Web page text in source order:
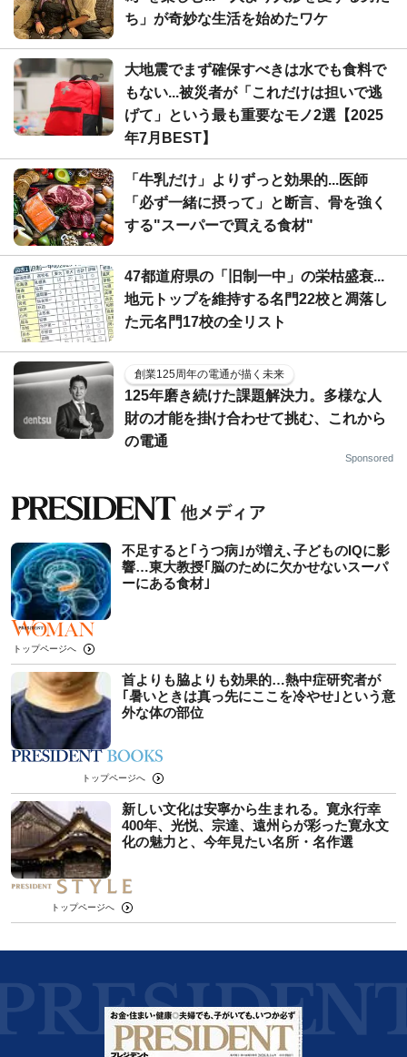
ち」が奇妙な生活を始めたワケ
大地震でまず確保すべきは水でも食料で
もない...被災者が「これだけは担いで逃
げて」という最も重要なモノ2選【2025
年7月BEST】
「牛乳だけ」よりずっと効果的...医師
「必ず一緒に摂って」と断言、骨を強く
する"スーパーで買える食材"
47都道府県の「旧制一中」の栄枯盛衰...
地元トップを維持する名門22校と凋落し
た元名門17校の全リスト
創業125周年の電通が描く未来
125年磨き続けた課題解決力。多様な人
財の才能を掛け合わせて挑む、これから
の電通
Sponsored
不足すると｢うつ病｣が増え､子どものIQに影
響…東大教授｢脳のために欠かせないスーパ
ーにある食材｣
トップページへ
首よりも脇よりも効果的…熱中症研究者が
｢暑いときは真っ先にここを冷やせ｣という意
外な体の部位
トップページへ
新しい文化は安寧から生まれる。寛永行幸
400年、光悦、宗達、遠州らが彩った寛永文
化の魅力と、今年見たい名所・名作選
トップページへ